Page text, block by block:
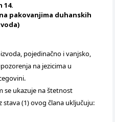
14.
pakovanjima duhanskih
pojedinačno i vanjsko,
na jezicima u
se ukazuje na štetnost
(1) ovog člana uključuju: